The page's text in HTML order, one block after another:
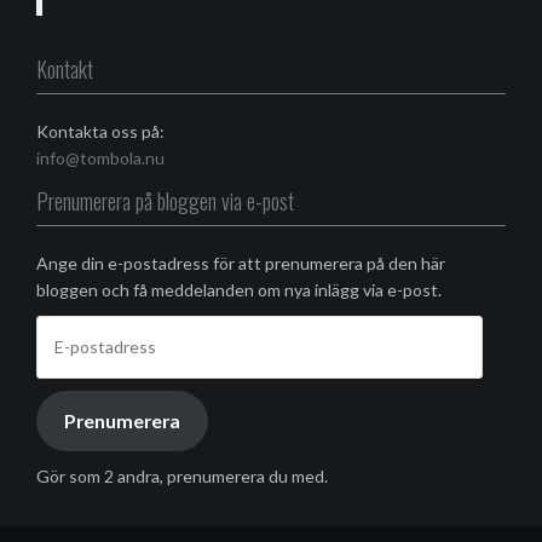
Kontakt
Kontakta oss på:
info@tombola.nu
Prenumerera på bloggen via e-post
Ange din e-postadress för att prenumerera på den här
bloggen och få meddelanden om nya inlägg via e-post.
postadress
Prenumerera
Gör som 2 andra, prenumerera du med.